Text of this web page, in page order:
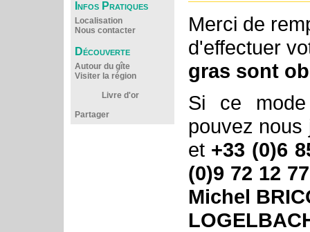
Infos Pratiques
Localisation
Nous contacter
Découverte
Autour du gîte
Visiter la région
Livre d'or
Partager
Merci de
d'effectuer
gras sont
Si ce
pouvez
et +33 (0)6
(0)9 72 12
Michel